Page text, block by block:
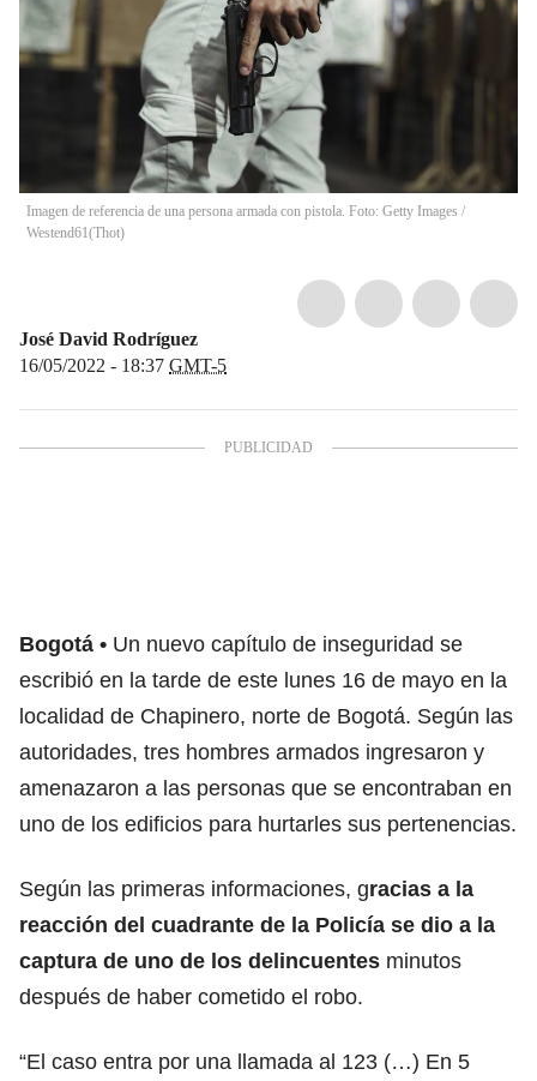
Imagen de referencia de una persona armada con pistola. Foto: Getty Images /
Westend61(Thot)
José David Rodríguez
16/05/2022 - 18:37 GMT-5
Bogotá
Un nuevo capítulo de inseguridad se
escribió en la tarde de este lunes 16 de mayo en la
localidad de Chapinero, norte de Bogotá. Según las
autoridades, tres hombres armados ingresaron y
amenazaron a las personas que se encontraban en
uno de los edificios para hurtarles sus pertenencias.
Según las primeras informaciones, gracias a la
reacción del cuadrante de la Policía se dio a la
captura de uno de los delincuentes minutos
después de haber cometido el robo.
“El caso entra por una llamada al 123 (…) En 5